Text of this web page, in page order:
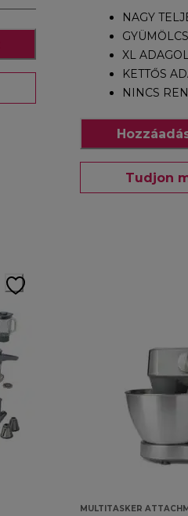
NAGY
XL
KETTŐS
NINCS
Tudjon
MULTITASKER